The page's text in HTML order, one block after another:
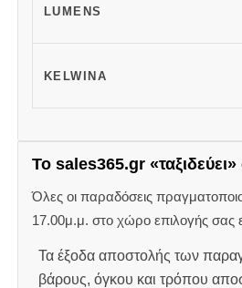
LUMENS
KELWINA
Το sales365.gr
Όλες οι παραδόσεις
17.00μ.μ. στο χώρο επιλογής σας
Τα έξοδα αποστολής των
βάρους, όγκου και τρόπου